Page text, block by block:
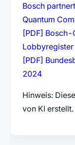
Bosch
Quantum
[PDF] Bosch-
Lobbyregister
[PDF]
2024(öffnet in
Hinweis:
von KI erstellt.